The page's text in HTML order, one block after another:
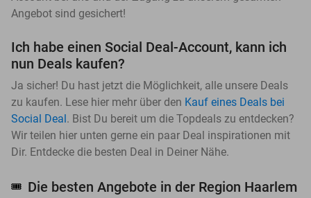
Angebot sind gesichert!
Ich habe einen Social Deal-Account, kann ich
nun Deals kaufen?
Ja sicher! Du hast jetzt die Möglichkeit, alle unsere Deals
zu kaufen. Lese hier mehr über den Kauf eines Deals bei
Social Deal. Bist Du bereit um die Topdeals zu entdecken?
Wir teilen hier unten gerne ein paar Deal inspirationen mit
Dir. Entdecke die besten Deal in Deiner Nähe.
🎟️ Die besten Angebote in der Region Haarlem